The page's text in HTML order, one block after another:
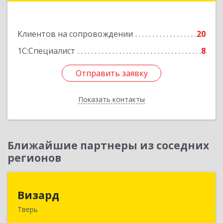
Клиентов на сопровождении
20
1С:Специалист
8
Отправить заявку
Показать контакты
Отправить заявку
Назад
Ближайшие партнеры из соседних
регионов
Визард
Тверь
170006, Тверская обл, Тверь г, Учительская ул,